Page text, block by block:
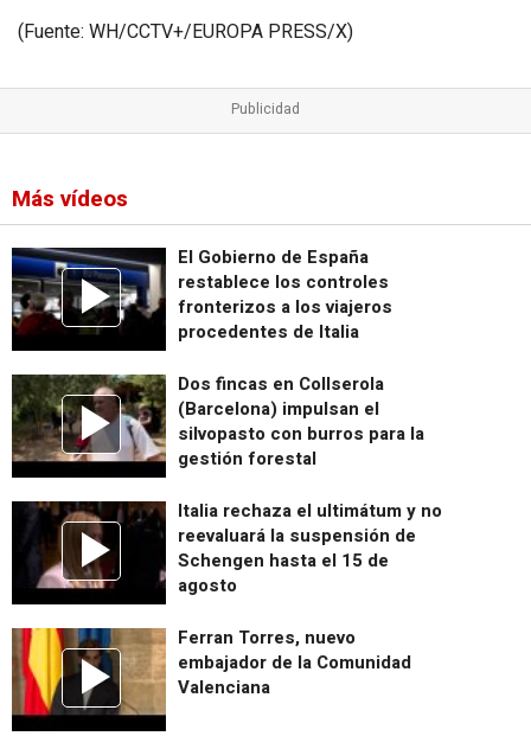
(Fuente: WH/CCTV+/EUROPA PRESS/X)
Más vídeos
El Gobierno de España
restablece los controles
fronterizos a los viajeros
procedentes de Italia
Dos fincas en Collserola
(Barcelona) impulsan el
silvopasto con burros para la
gestión forestal
Italia rechaza el ultimátum y no
reevaluará la suspensión de
Schengen hasta el 15 de
agosto
Ferran Torres, nuevo
embajador de la Comunidad
Valenciana